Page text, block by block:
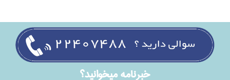
خبرنامه ميخوانيد؟